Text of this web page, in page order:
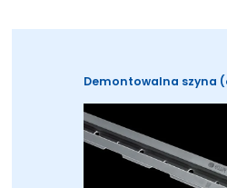
Demontowalna szyna